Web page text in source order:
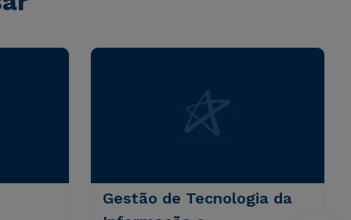
Gestão de Tecnologia da